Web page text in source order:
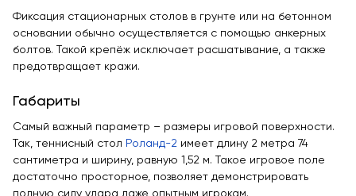
Фиксация стационарных столов в грунте или на бетонном
основании обычно осуществляется с помощью анкерных
болтов. Такой крепёж исключает расшатывание, а также
предотвращает кражи.
Габариты
Самый важный параметр – размеры игровой поверхности.
Так, теннисный стол Роланд-2 имеет длину 2 метра 74
сантиметра и ширину, равную 1,52 м. Такое игровое поле
достаточно просторное, позволяет демонстрировать
полную силу удара даже опытным игрокам.